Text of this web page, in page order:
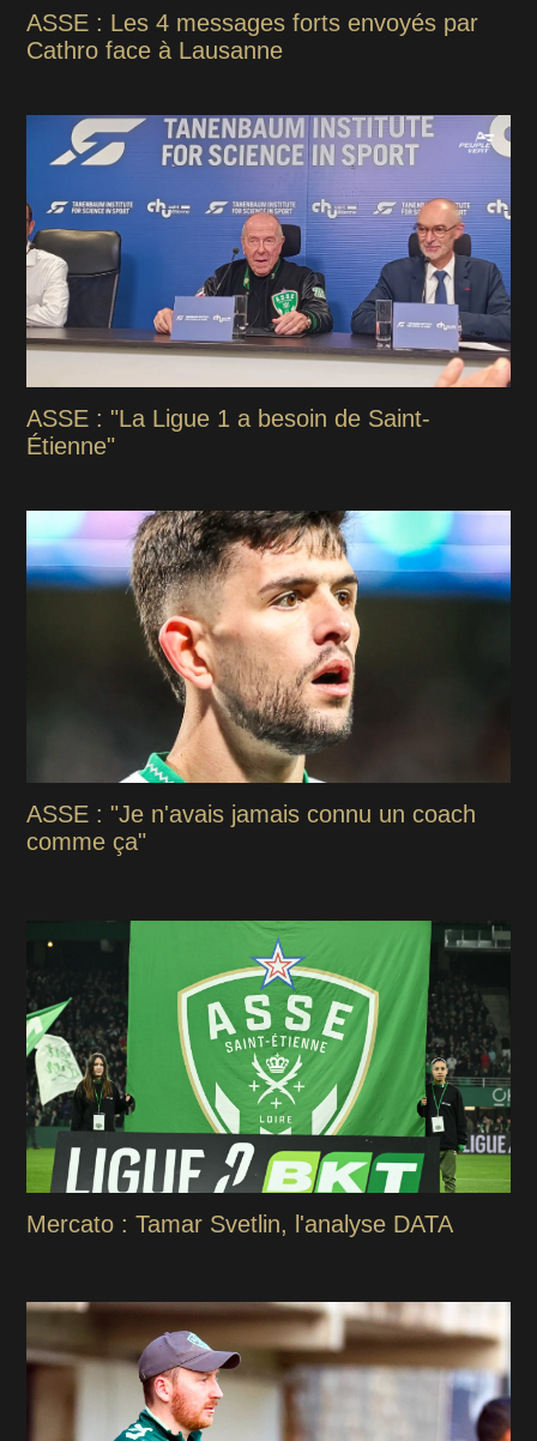
ASSE : Les 4 messages forts envoyés par
Cathro face à Lausanne
ASSE : "La Ligue 1 a besoin de Saint-
Étienne"
ASSE : "Je n'avais jamais connu un coach
comme ça"
Mercato : Tamar Svetlin, l'analyse DATA